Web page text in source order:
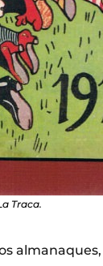
Traca.
almanaques,